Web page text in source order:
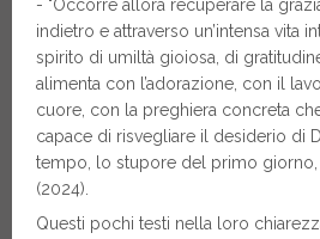
- "Occorre allora recuperare la
indietro e attraverso un’intensa vita
spirito di umiltà gioiosa, di
alimenta con l’adorazione, con il
cuore, con la preghiera concreta
capace di risvegliare il desiderio di
tempo, lo stupore del primo giorno,
(2024).
Questi pochi testi nella loro